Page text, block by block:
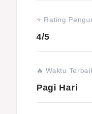
⭐ Rating
4/5
🔥 Waktu
Pagi Hari